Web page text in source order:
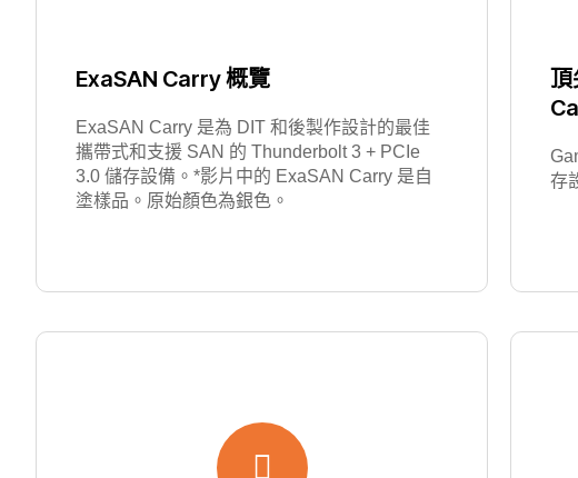
ExaSAN Carry 概覽
ExaSAN Carry 是為 DIT 和後製作設計的最佳
攜帶式和支援 SAN 的 Thunderbolt 3 + PCIe
3.0 儲存設備。*影片中的 ExaSAN Carry 是自
塗樣品。原始顏色為銀色。
頂
存